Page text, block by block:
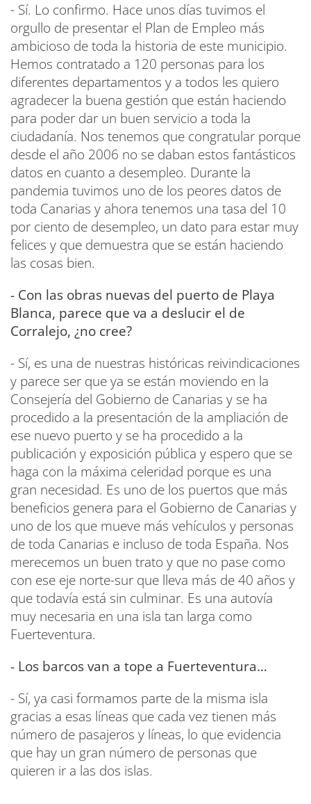
- Sí. Lo confirmo. Hace unos días tuvimos el
orgullo de presentar el Plan de Empleo más
ambicioso de toda la historia de este municipio.
Hemos contratado a 120 personas para los
diferentes departamentos y a todos les quiero
agradecer la buena gestión que están haciendo
para poder dar un buen servicio a toda la
ciudadanía. Nos tenemos que congratular porque
desde el año 2006 no se daban estos fantásticos
datos en cuanto a desempleo. Durante la
pandemia tuvimos uno de los peores datos de
toda Canarias y ahora tenemos una tasa del 10
por ciento de desempleo, un dato para estar muy
felices y que demuestra que se están haciendo
las cosas bien.
- Con las obras nuevas del puerto de Playa
Blanca, parece que va a deslucir el de
Corralejo, ¿no cree?
- Sí, es una de nuestras históricas reivindicaciones
y parece ser que ya se están moviendo en la
Consejería del Gobierno de Canarias y se ha
procedido a la presentación de la ampliación de
ese nuevo puerto y se ha procedido a la
publicación y exposición pública y espero que se
haga con la máxima celeridad porque es una
gran necesidad. Es uno de los puertos que más
beneficios genera para el Gobierno de Canarias y
uno de los que mueve más vehículos y personas
de toda Canarias e incluso de toda España. Nos
merecemos un buen trato y que no pase como
con ese eje norte-sur que lleva más de 40 años y
que todavía está sin culminar. Es una autovía
muy necesaria en una isla tan larga como
Fuerteventura.
- Los barcos van a tope a Fuerteventura…
- Sí, ya casi formamos parte de la misma isla
gracias a esas líneas que cada vez tienen más
número de pasajeros y líneas, lo que evidencia
que hay un gran número de personas que
quieren ir a las dos islas.